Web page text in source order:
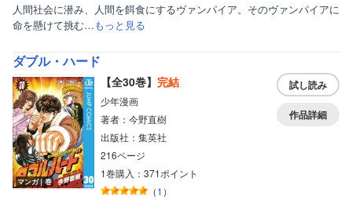
人間社会に潜み、人間を餌食にするヴァンパイア。そのヴァンパイアに
命を懸けて挑む…もっと見る
ダブル・ハード
マンガ｜巻
【全30巻】 完結
少年漫画
著者：今野直樹
出版社：集英社
216ページ
1巻購入：371ポイント
（1 ）
試し読み
作品詳細